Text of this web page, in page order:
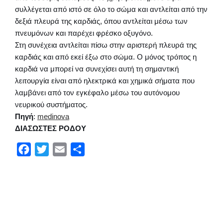
συλλέγεται από ιστό σε όλο το σώμα και αντλείται από την
δεξιά πλευρά της καρδιάς, όπου αντλείται μέσω των
πνευμόνων και παρέχει φρέσκο ​​οξυγόνο.
Στη συνέχεια αντλείται πίσω στην αριστερή πλευρά της
καρδιάς και από εκεί έξω στο σώμα. Ο μόνος τρόπος η
καρδιά να μπορεί να συνεχίσει αυτή τη σημαντική
λειτουργία είναι από ηλεκτρικά και χημικά σήματα που
λαμβάνει από τον εγκέφαλο μέσω του αυτόνομου
νευρικού συστήματος.
Πηγή: medinova
ΔΙΑΣΩΣΤΕΣ ΡΟΔΟΥ